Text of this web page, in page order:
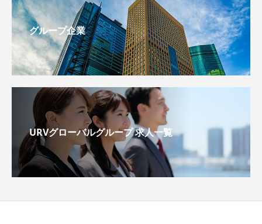
グループ企業
URVグローバルグループ 求人一覧